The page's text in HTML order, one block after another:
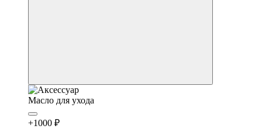
Масло для ухода
+1000 ₽